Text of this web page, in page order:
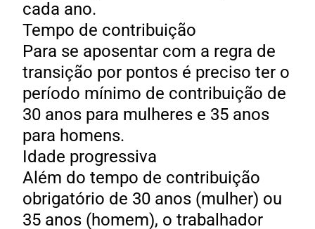
cada ano.
Tempo de contribuição
Para se aposentar com a regra de
transição por pontos é preciso ter o
período mínimo de contribuição de
30 anos para mulheres e 35 anos
para homens.
Idade progressiva
Além do tempo de contribuição
obrigatório de 30 anos (mulher) ou
35 anos (homem), o trabalhador